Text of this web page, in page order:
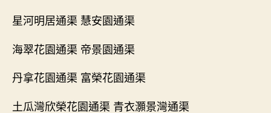
星河明居通渠 慧安園通渠
海翠花園通渠 帝景園通渠
丹拿花園通渠 富榮花園通渠
土瓜灣欣榮花園通渠 青衣灝景灣通渠